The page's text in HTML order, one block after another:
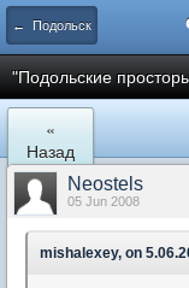
← Подольск
"Подольские
«
Назад
Neostels
05 Jun 2008
mishalexey, on